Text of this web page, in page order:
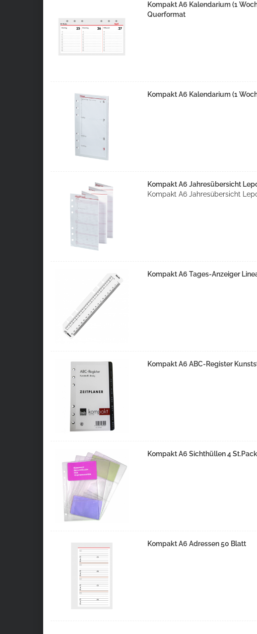
Kompakt A6 Kalendarium (1
Querformat
Kompakt A6 Kalendarium (1
Kompakt A6 Jahresübersicht
Kompakt A6 Jahresübersicht
Kompakt A6 Tages-Anzeiger
Kompakt A6 ABC-Register
Kompakt A6 Sichthüllen 4
Kompakt A6 Adressen 50 Blatt